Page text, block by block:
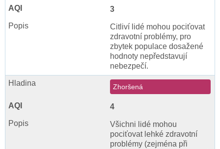
3
Citliví lidé mohou pociťovat
zdravotní problémy, pro
zbytek populace dosažené
hodnoty nepředstavují
nebezpečí.
Zhoršená
4
Všichni lidé mohou
pociťovat lehké zdravotní
problémy (zejména při